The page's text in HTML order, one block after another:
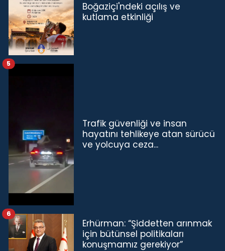
Boğaziçi'ndeki açılış ve
kutlama etkinliği
Trafik güvenliği ve insan
hayatını tehlikeye atan sürücü
ve yolcuya ceza...
5
Erhürman: “Şiddetten arınmak
için bütünsel politikaları
konuşmamız gerekiyor”
6